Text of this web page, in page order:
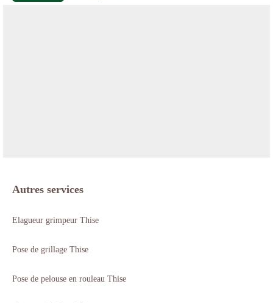
Autres services
Elagueur grimpeur Thise
Pose de grillage Thise
Pose de pelouse en rouleau Thise